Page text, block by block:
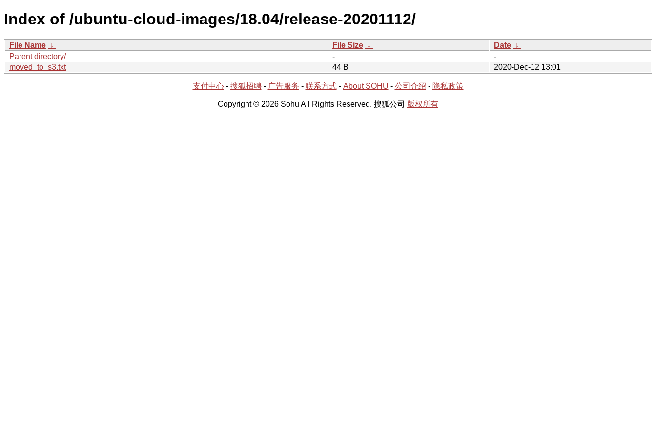
Index of /ubuntu-cloud-images/18.04/release-20201112/
File Name ↓ File Size ↓ Date ↓
Parent directory/
-
-
moved_to_s3.txt
44 B 2020-Dec-12 13:01
支付中心- 搜狐招聘- 广告服务 - 联系方式- About SOHU - 公司介绍 - 隐私政策
Copyright © 2026 Sohu All Rights Reserved. 搜狐公司 版权所有